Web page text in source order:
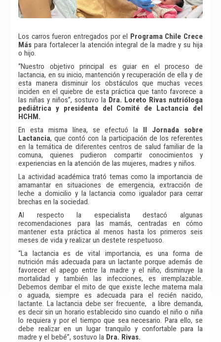
Los carros fueron entregados por el Programa Chile Crece
Más para fortalecer la atención integral de la madre y su hija
o hijo.
“Nuestro objetivo principal es guiar en el proceso de
lactancia, en su inicio, mantención y recuperación de ella y de
esta manera disminuir los obstáculos que muchas veces
inciden en el quiebre de esta práctica que tanto favorece a
las niñas y niños”, sostuvo la Dra. Loreto Rivas nutrióloga
pediátrica y presidenta del Comité de Lactancia del
HCHM.
En esta misma línea, se efectuó la II Jornada sobre
Lactancia, que contó con la participación de los referentes
en la temática de diferentes centros de salud familiar de la
comuna, quienes pudieron compartir conocimientos y
experiencias en la atención de las mujeres, madres y niños.
La actividad académica trató temas como la importancia de
amamantar en situaciones de emergencia, extracción de
leche a domicilio y la lactancia como igualador para cerrar
brechas en la sociedad.
Al respecto la especialista destacó algunas
recomendaciones para las mamás, centradas en cómo
mantener esta práctica al menos hasta los primeros seis
meses de vida y realizar un destete respetuoso.
“La lactancia es de vital importancia, es una forma de
nutrición más adecuada para un lactante porque además de
favorecer el apego entre la madre y el niño, disminuye la
mortalidad y también las infecciones, es irremplazable.
Debemos derribar el mito de que existe leche materna mala
o aguada, siempre es adecuada para el recién nacido,
lactante. La lactancia debe ser frecuente, a libre demanda,
es decir sin un horario establecido sino cuando el niño o niña
lo requiera y por el tiempo que sea necesario. Para ello, se
debe realizar en un lugar tranquilo y confortable para la
madre y el bebé”, sostuvo la Dra. Rivas.